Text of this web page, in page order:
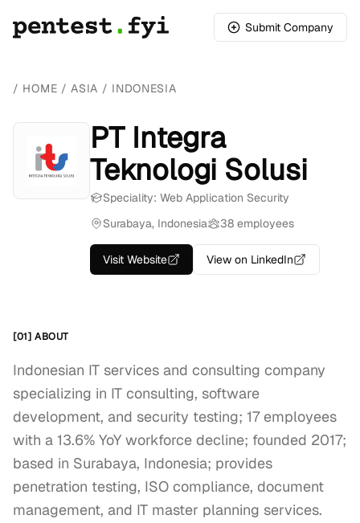
Submit Company
/ HOME /ASIA / INDONESIA
PT Integra
Teknologi Solusi
Speciality: Web Application Security
Surabaya, Indonesia
38 employees
Visit Website View on LinkedIn
[01] ABOUT
Indonesian IT services and consulting company
specializing in IT consulting, software
development, and security testing; 17 employees
with a 13.6% YoY workforce decline; founded 2017;
based in Surabaya, Indonesia; provides
penetration testing, ISO compliance, document
management, and IT master planning services.